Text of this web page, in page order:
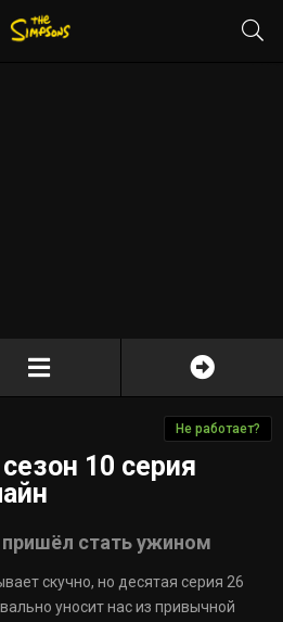
Не работает?
10 серия
стать ужином
скучно, но десятая серия 26
уносит нас из привычной